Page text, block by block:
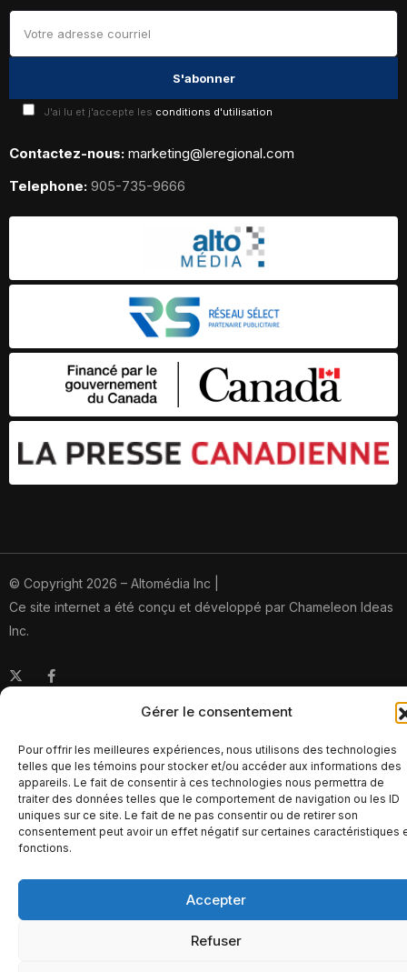
Gérer le consentement
Pour offrir les meilleures expériences, nous utilisons des technologies
telles que les témoins pour stocker et/ou accéder aux informations des
appareils. Le fait de consentir à ces technologies nous permettra de
traiter des données telles que le comportement de navigation ou les ID
uniques sur ce site. Le fait de ne pas consentir ou de retirer son
consentement peut avoir un effet négatif sur certaines caractéristiques
fonctions.
Accepter
Refuser
J'ai lu et j'accepte les conditions d'utilisation
Contactez-nous: marketing@leregional.com
Telephone: 905-735-9666
© Copyright 2026 – Altomédia Inc |
Ce site internet a été conçu et développé par Chameleon Ideas
Inc.